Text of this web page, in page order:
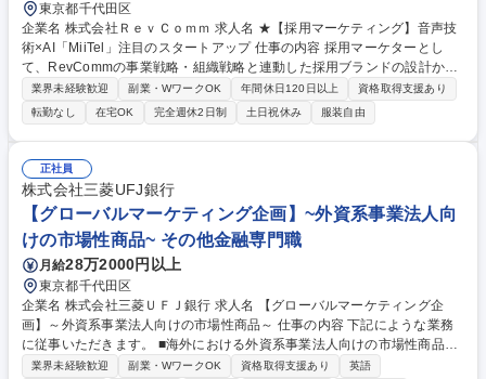
東京都千代田区
企業名 株式会社ＲｅｖＣｏｍｍ 求人名 ★【採用マーケティング】音声技
術×AI「MiiTel」注目のスタートアップ 仕事の内容 採用マーケターとし
て、RevCommの事業戦略・組織戦略と連動した採用ブランドの設計か
ら、コンテンツ制作・ファネル最適化・効果検証までを一貫して担ってい
ただきます。 ■採用ブランド／EVP：RevCommらしさの言語化、候補者
への価値提案の設計・更新■コンテンツ：採用サイト／Note／SNSの企
画・取材・執筆・編集（インタビュー、組織紹介、カルチャー発信）■PR
／イベント：ミートアップ・採用イベントの企画運営、登壇者サポート、
キーパーソンのブランディング支援■戦略／KPI：ファネルとKPI設計、週
次ダッシュボード運用■タレントプール：リファラル施策、アルムナイ設
計 など 募集職種 ★【採用マーケティング】音声技術×AI「MiiTel」注目の
スタートアップ
業界未経験歓迎 副業・WワークOK 年間休日120日以上
資格取得支援あり
転勤なし
在宅OK 完全週休2日制 土日祝休み 服装自由
正社員
株式会社三菱UFJ銀行
【グローバルマーケティング企画】~外資系事業法人向
けの市場性商品~ その他金融専門職
月給28万2000円以上
東京都千代田区
企業名 株式会社三菱ＵＦＪ銀行 求人名 【グローバルマーケティング企
画】～外資系事業法人向けの市場性商品～ 仕事の内容 下記にような業務
に従事いただきます。 ■海外における外資系事業法人向けの市場性商品
（金利デリバティブ、為替）マーケティング戦略の企画・立案及び実行 ■
業界未経験歓迎 副業・WワークOK 資格取得支援あり
英語